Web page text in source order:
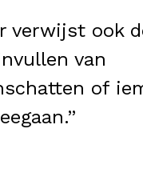
verwijst ook
van
of